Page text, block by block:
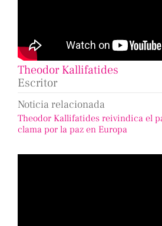
Theodor Kallifatides
Escritor
Noticia relacionada
Theodor Kallifatides reivindica el
clama por la paz en Europa